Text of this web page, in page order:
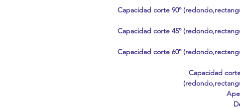
Capacidad corte 90º
Capacidad corte 45º
Capacidad corte 60º
Capacidad